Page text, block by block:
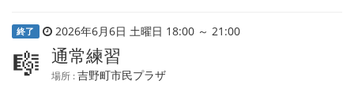
終了 2026年6月6日 土曜日 18:00 ～ 21:00
🎼 通常練習
場所 :吉野町市民プラザ